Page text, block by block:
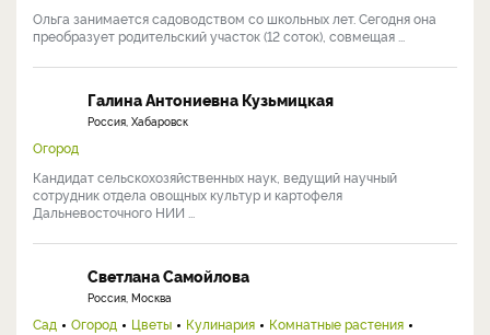
Ольга занимается садоводством со школьных лет. Сегодня она
преобразует родительский участок (12 соток), совмещая ...
Галина Антониевна Кузьмицкая
Россия, Хабаровск
Огород
Кандидат сельскохозяйственных наук, ведущий научный
сотрудник отдела овощных культур и картофеля
Дальневосточного НИИ ...
Светлана Самойлова
Россия, Москва
Сад Огород Цветы Кулинария
Комнатные растения